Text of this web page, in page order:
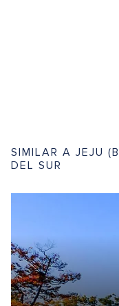
SIMILAR A JEJU
DEL SUR